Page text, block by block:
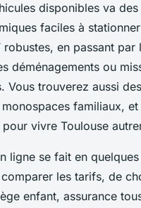
disponibles va
faciles à
robustes, en passant par
déménagements ou
Vous trouverez aussi
familiaux, et
vivre Toulouse
ligne se fait en
les tarifs, de
enfant, assurance